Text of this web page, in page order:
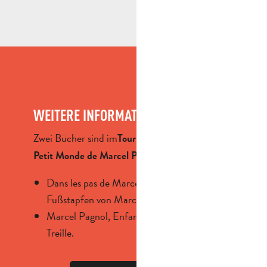
WEITERE INFORMATIONEN ?
Zwei Bücher sind imTourismusbüro
Petit Monde de Marcel Pagnol
Dans les pas de Marcel Pagnol (In den
Fußstapfen von Marcel Pagnol),
Marcel Pagnol, Enfant d’Aubagne et de la
Treille.